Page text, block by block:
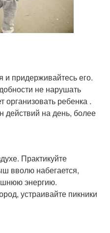
и придерживайтесь его.
не нарушать
организовать ребенка .
действий на день, более
Практикуйте
вволю набегается,
энергию.
устраивайте пикники